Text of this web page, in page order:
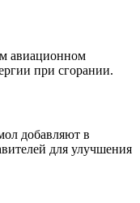
авиационном
при сгорании.
добавляют в
для улучшения